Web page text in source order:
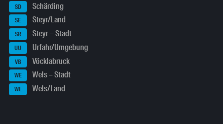
SD Schärding
SE Steyr/Land
SR Steyr – Stadt
UU Urfahr/Umgebung
VB Vöcklabruck
WE Wels – Stadt
WL Wels/Land